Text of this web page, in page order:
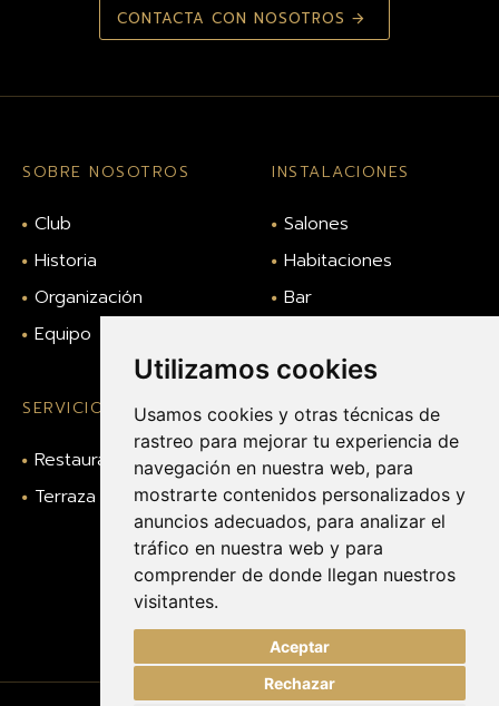
Utilizamos cookies
Usamos cookies y otras técnicas de
rastreo para mejorar tu experiencia de
navegación en nuestra web, para
mostrarte contenidos personalizados y
anuncios adecuados, para analizar el
tráfico en nuestra web y para
comprender de donde llegan nuestros
visitantes.
Aceptar
Rechazar
CONTACTA CON NOSOTROS
SOBRE NOSOTROS
Club
Historia
Organización
Equipo
INSTALACIONES
Salones
Habitaciones
Bar
SERVICIOS
Restaurante
Terraza
LEGAL
Aviso legal
Política de privacidad
Política de cookies
Contacto
denuncias
FILTRO CLUBS